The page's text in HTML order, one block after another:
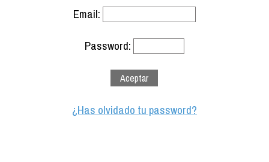
Email:
Password:
¿Has olvidado tu password?